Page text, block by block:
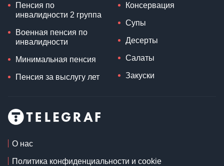
Пенсия по
инвалидности 2 группа
Военная пенсия по
инвалидности
Минимальная пенсия
Пенсия за выслугу лет
Консервация
Супы
Десерты
Салаты
Закуски
О нас
Политика конфиденциальности и cookie